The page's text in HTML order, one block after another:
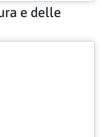
e delle